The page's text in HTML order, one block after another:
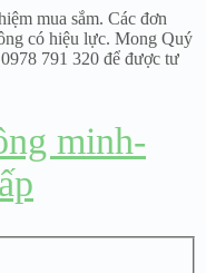
mua sắm. Các đơn
có hiệu lực. Mong Quý
791 320 để được tư